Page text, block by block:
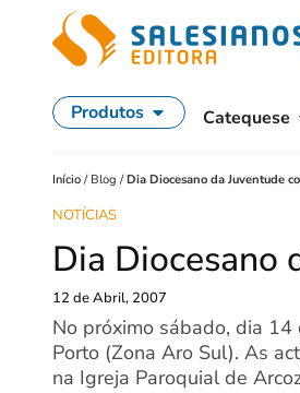
Produtos Catequese
Início / Blog /Dia Diocesano da Juventude
NOTÍCIAS
Dia Diocesano
12 de Abril, 2007
No próximo sábado, dia
Porto (Zona Aro Sul). As
na Igreja Paroquial de